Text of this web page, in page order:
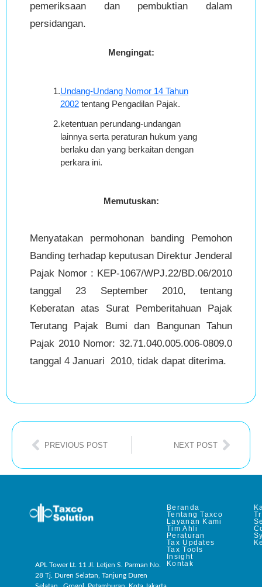
pemeriksaan dan pembuktian dalam
persidangan.
Mengingat:
1.Undang-Undang Nomor 14 Tahun
2002 tentang Pengadilan Pajak.
2.ketentuan perundang-undangan
lainnya serta peraturan hukum yang
berlaku dan yang berkaitan dengan
perkara ini.
Memutuskan:
Menyatakan permohonan banding Pemohon
Banding terhadap keputusan Direktur Jenderal
Pajak Nomor : KEP-1067/WPJ.22/BD.06/2010
tanggal 23 September 2010, tentang
Keberatan atas Surat Pemberitahuan Pajak
Terutang Pajak Bumi dan Bangunan Tahun
Pajak 2010 Nomor: 32.71.040.005.006-0809.0
tanggal 4 Januari 2010, tidak dapat diterima.
PREVIOUS POST NEXT POST
APL Tower Lt. 11 Jl. Letjen S. Parman No.
28 Tj. Duren Selatan, Tanjung Duren
Beranda
Tentang Taxco
Layanan Kami
Tim Ahli
Peraturan
Tax Updates
Tax Tools
Insight
Kontak